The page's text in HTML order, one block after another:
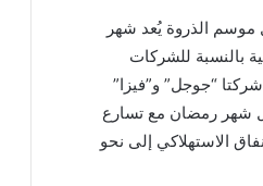
موسم الذروة يُعد شهر
بالنسبة للشركات
“جوجل” و”فيزا”
بالتجزئة داخل المملكة يرتفع بنسبة تقارب 13% خلال شهر رمضان مع تسارع
الاستهلاكي إلى نحو